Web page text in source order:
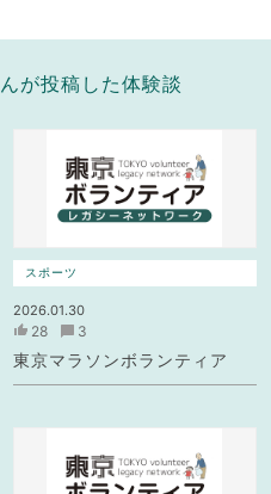
が投稿した体験談
スポーツ
2026.01.30
28 3
東京マラソンボランティア